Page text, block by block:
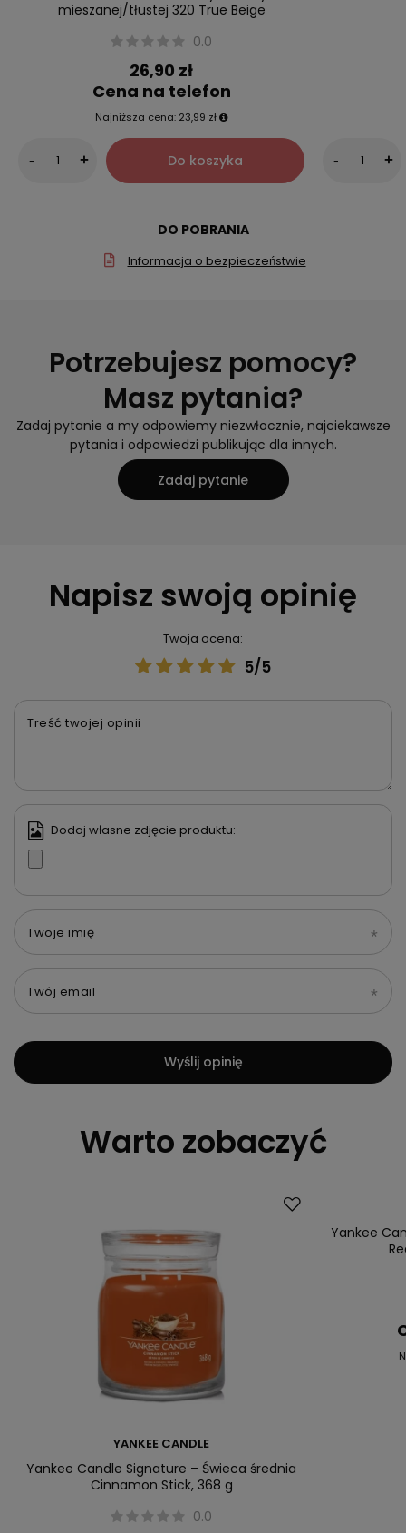
mieszanej/tłustej 320 True Beige
0.0
26,90 zł
Cena na telefon
Najniższa cena: 23,99 zł
- + Do koszyka - +
DO POBRANIA
Informacja o bezpieczeństwie
Potrzebujesz pomocy?
Masz pytania?
Zadaj pytanie a my odpowiemy niezwłocznie, najciekawsze
pytania i odpowiedzi publikując dla innych.
Zadaj pytanie
Napisz swoją opinię
Twoja ocena:
5/5
Treść twojej opinii
Dodaj własne zdjęcie produktu:
Twoje imię
Twój email
Wyślij opinię
Warto zobaczyć
YANKEE CANDLE
Yankee Candle Signature – Świeca średnia
Cinnamon Stick, 368 g
0.0
Przecena
Yankee